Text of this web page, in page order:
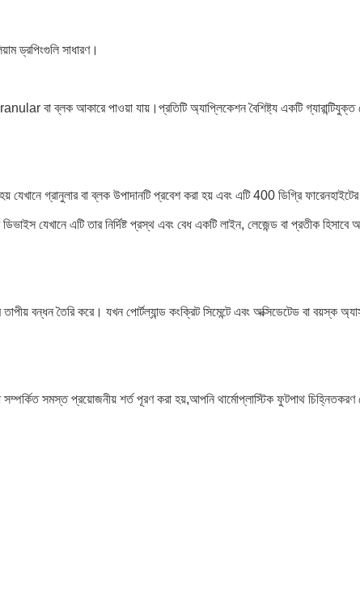
ড্রপিংগুলি সাধারণ।
বা ব্লক আকারে পাওয়া যায়।প্রতিটি অ্যাপ্লিকেশন বৈশিষ্ট্য একটি
গ্রানুলার বা ব্লক উপাদানটি প্রবেশ করা হয় এবং এটি 400 ডিগ্রি
যেখানে এটি তার নির্দিষ্ট প্রস্থ এবং বেধ একটি লাইন, লেজেন্ড বা প্রতীক
বন্ধন তৈরি করে। যখন পোর্টল্যান্ড কংক্রিট সিমেন্টে এবং অক্সিডেটেড বা বয়স্ক
সমস্ত প্রয়োজনীয় শর্ত পূরণ করা হয়,আপনি থার্মোপ্লাস্টিক ফুটপাথ চিহ্নিতকরণ